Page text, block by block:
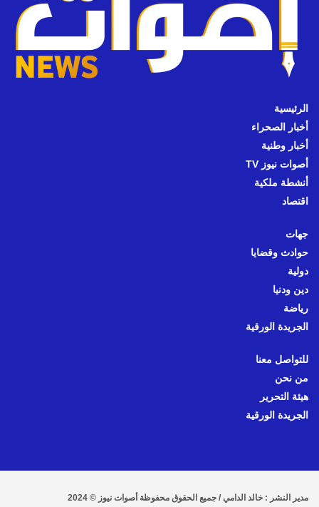
الرئيسية
أخبار الصحراء
أخبار وطنية
أصوات نيوز TV
أنشطة ملكية
اقتصاد
جهات
حوادث وقضايا
دولية
دين ودنيا
رياضة
الجريدة الورقية
للتواصل معنا
من نحن
هيئة التحرير
الجريدة الورقية
مدير النشر : خالد الدامي / جميع الحقوق محفوظة أصوات نيوز © 2024